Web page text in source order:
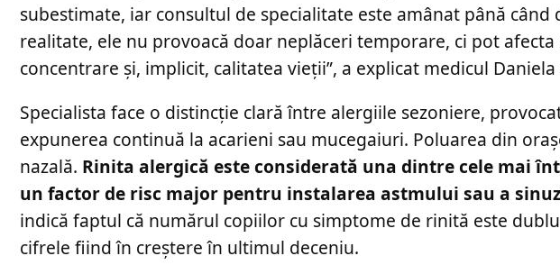
subestimate, iar consultul de specialitate este amânat până
realitate, ele nu provoacă doar neplăceri temporare, ci pot
concentrare și, implicit, calitatea vieții”, a explicat medicul
Specialista face o distincție clară între alergiile sezoniere,
expunerea continuă la acarieni sau mucegaiuri. Poluarea din
nazală. Rinita alergică este considerată una dintre cele mai
un factor de risc major pentru instalarea astmului sau a
indică faptul că numărul copiilor cu simptome de rinită este
cifrele fiind în creștere în ultimul deceniu.